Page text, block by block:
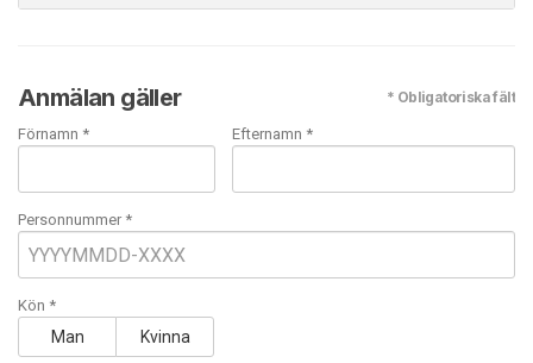
Anmälan gäller * Obligatoriska fält
Förnamn * Efternamn *
Personnummer *
Kön *
Man Kvinna